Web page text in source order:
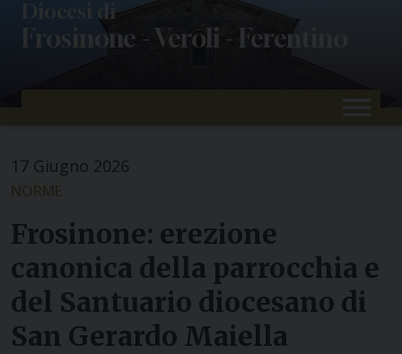
Diocesi di
Frosinone - Veroli - Ferentino
17 Giugno 2026
NORME
Frosinone: erezione
canonica della parrocchia e
del Santuario diocesano di
San Gerardo Maiella